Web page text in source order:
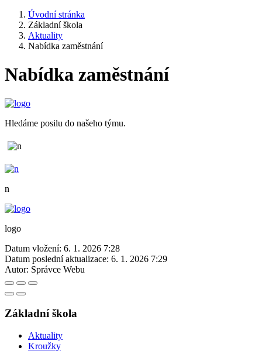
Úvodní stránka
Základní škola
Aktuality
Nabídka zaměstnání
Nabídka zaměstnání
Hledáme posilu do našeho týmu.
n
logo
Datum vložení: 6. 1. 2026 7:28
Datum poslední aktualizace: 6. 1. 2026 7:29
Autor: Správce Webu
Základní škola
Aktuality
Kroužky